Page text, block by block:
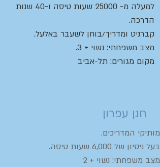
למעלה מ- 25000 שעות טיסה ו-40 שנות
הדרכה.
קברניט ומדריך/בוחן לשעבר באלעל.
מצב משפחתי: נשוי + 3.
מקום מגורים: תל-אביב
חנן עפרון
מותיקי המדריכים.
בעל ניסיון של 6,000 שעות טיסה.​
מצב משפחתי: נשוי + 2